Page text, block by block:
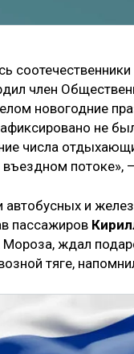
член
новогодние
не
числа
въездном потоке»,
и
пассажиров
ждал
тяге,